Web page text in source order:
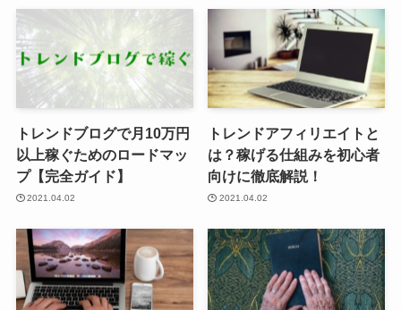
トレンドブログで月10万円
以上稼ぐためのロードマッ
プ【完全ガイド】
2021.04.02
トレンドアフィリエイトと
は？稼げる仕組みを初心者
向けに徹底解説！
2021.04.02